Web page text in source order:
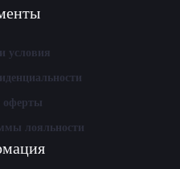
условия
оферты
лояльности